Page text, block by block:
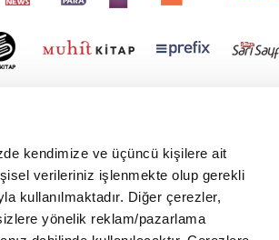
kendimize ve üçüncü kişilere ait
verileriniz işlenmekte olup gerekli
kullanılmaktadır. Diğer çerezler,
yönelik reklam/pazarlama